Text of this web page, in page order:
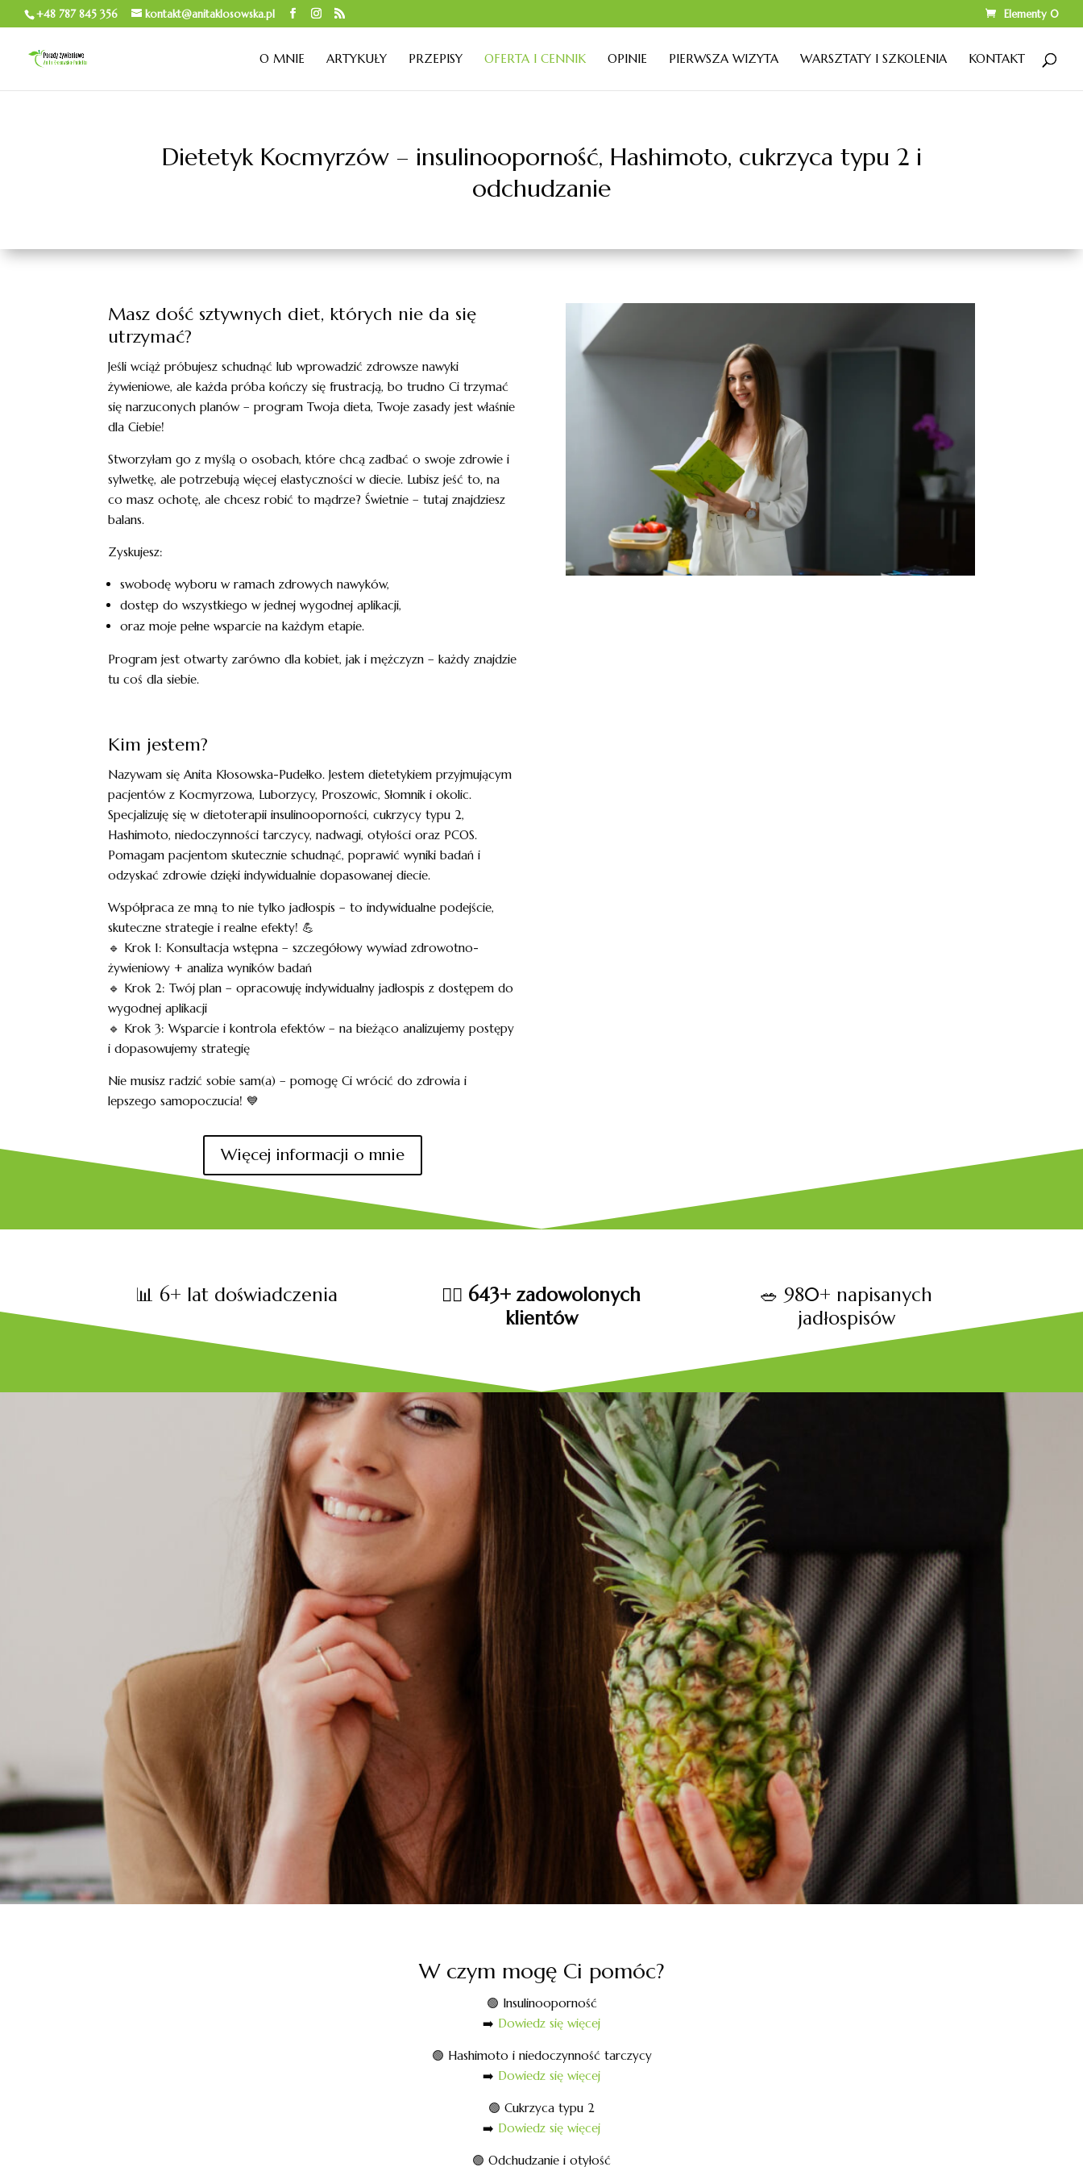
+48 787 845 356 kontakt@anitaklosowska.pl Elementy 0
O MNIE ARTYKUŁY PRZEPISY OFERTA I CENNIK OPINIE PIERWSZA WIZYTA WARSZTATY I SZKOLENIA KONTAKT
Dietetyk Kocmyrzów – insulinooporność, Hashimoto, cukrzyca typu 2 i
odchudzanie
Masz dość sztywnych diet, których nie da się
utrzymać?
Jeśli wciąż próbujesz schudnąć lub wprowadzić zdrowsze nawyki
żywieniowe, ale każda próba kończy się frustracją, bo trudno Ci trzymać
się narzuconych planów – program Twoja dieta, Twoje zasady jest właśnie
dla Ciebie!
Stworzyłam go z myślą o osobach, które chcą zadbać o swoje zdrowie i
sylwetkę, ale potrzebują więcej elastyczności w diecie. Lubisz jeść to, na
co masz ochotę, ale chcesz robić to mądrze? Świetnie – tutaj znajdziesz
balans.
Zyskujesz:
swobodę wyboru w ramach zdrowych nawyków,
dostęp do wszystkiego w jednej wygodnej aplikacji,
oraz moje pełne wsparcie na każdym etapie.
Program jest otwarty zarówno dla kobiet, jak i mężczyzn – każdy znajdzie
tu coś dla siebie.
Kim jestem?
Nazywam się Anita Kłosowska-Pudełko. Jestem dietetykiem przyjmującym
pacjentów z Kocmyrzowa, Luborzycy, Proszowic, Słomnik i okolic.
Specjalizuję się w dietoterapii insulinooporności, cukrzycy typu 2,
Hashimoto, niedoczynności tarczycy, nadwagi, otyłości oraz PCOS.
Pomagam pacjentom skutecznie schudnąć, poprawić wyniki badań i
odzyskać zdrowie dzięki indywidualnie dopasowanej diecie.
Współpraca ze mną to nie tylko jadłospis – to indywidualne podejście,
skuteczne strategie i realne efekty! 💪
🔹 Krok 1: Konsultacja wstępna – szczegółowy wywiad zdrowotno-
żywieniowy + analiza wyników badań
🔹 Krok 2: Twój plan – opracowuję indywidualny jadłospis z dostępem do
wygodnej aplikacji
🔹 Krok 3: Wsparcie i kontrola efektów – na bieżąco analizujemy postępy
i dopasowujemy strategię
Nie musisz radzić sobie sam(a) – pomogę Ci wrócić do zdrowia i
lepszego samopoczucia! 💙
Więcej informacji o mnie
📊 6+ lat doświadczenia
👩‍⚕️ 643+ zadowolonych
klientów
🥗 980+ napisanych
jadłospisów
W czym mogę Ci pomóc?
🟢 Insulinooporność
➡️ Dowiedz się więcej
🟢 Hashimoto i niedoczynność tarczycy
➡️ Dowiedz się więcej
🟢 Cukrzyca typu 2
➡️ Dowiedz się więcej
🟢 Odchudzanie i otyłość